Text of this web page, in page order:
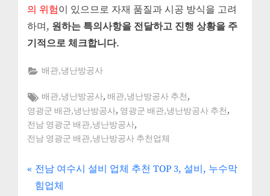
의 위험이 있으므로 자재 품질과 시공 방식을 고려
하며, 원하는 특의사항을 전달하고 진행 상황을 주
기적으로 체크합니다.
배관,냉난방공사
Tags:
배관,냉난방공사, 배관,냉난방공사 추천,
영광군 배관,냉난방공사, 영광군 배관,냉난방공사 추천,
전남 영광군 배관,냉난방공사,
전남 영광군 배관,냉난방공사 추천업체
글
P
r
전남 여수시 설비 업체 추천 TOP 3, 설비, 누수막
힘업체